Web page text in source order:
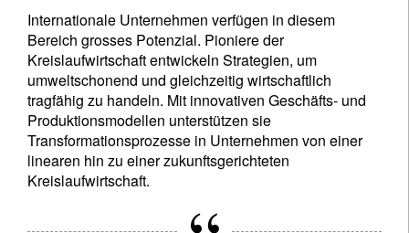
Internationale Unternehmen verfügen in diesem
Bereich grosses Potenzial. Pioniere der
Kreislaufwirtschaft entwickeln Strategien, um
umweltschonend und gleichzeitig wirtschaftlich
tragfähig zu handeln. Mit innovativen Geschäfts- und
Produktionsmodellen unterstützen sie
Transformationsprozesse in Unternehmen von einer
linearen hin zu einer zukunftsgerichteten
Kreislaufwirtschaft.